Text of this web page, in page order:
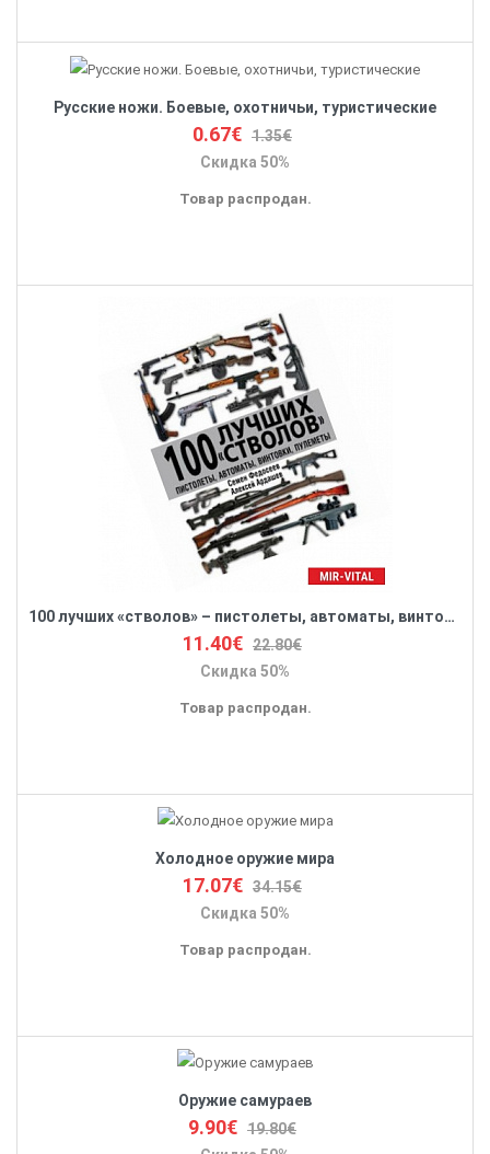
Русские ножи. Боевые, охотничьи, туристические
0.67€ 1.35€
Скидка 50%
Товар распродан.
100 лучших «стволов» – пистолеты, автоматы, винтовки, пулеметы
11.40€ 22.80€
Скидка 50%
Товар распродан.
Холодное оружие мира
17.07€ 34.15€
Скидка 50%
Товар распродан.
Оружие самураев
9.90€ 19.80€